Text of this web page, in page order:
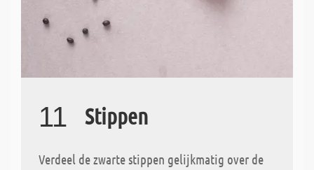
11 Stippen
Verdeel de zwarte stippen gelijkmatig over de